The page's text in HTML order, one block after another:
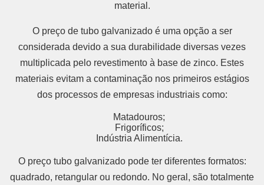
material.
O preço de tubo galvanizado é uma opção a ser
considerada devido a sua durabilidade diversas vezes
multiplicada pelo revestimento à base de zinco. Estes
materiais evitam a contaminação nos primeiros estágios
dos processos de empresas industriais como:
Matadouros;
Frigoríficos;
Indústria Alimentícia.
O preço tubo galvanizado pode ter diferentes formatos:
quadrado, retangular ou redondo. No geral, são totalmente